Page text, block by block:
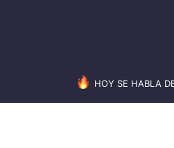
HOY SE HABLA